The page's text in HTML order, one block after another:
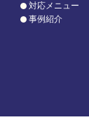
対応メニュー
事例紹介